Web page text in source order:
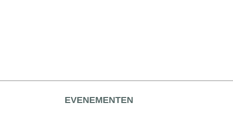
EVENEMENTEN